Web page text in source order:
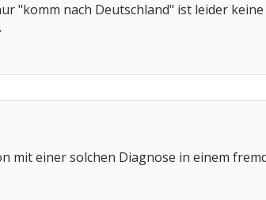
"komm nach Deutschland" ist leider
mit einer solchen Diagnose in einem